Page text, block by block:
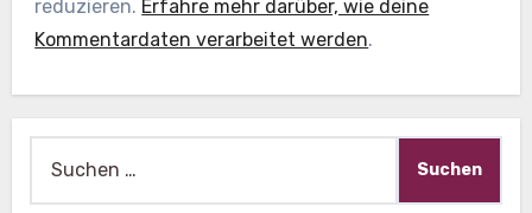
reduzieren. Erfahre mehr darüber, wie deine
Kommentardaten verarbeitet werden.